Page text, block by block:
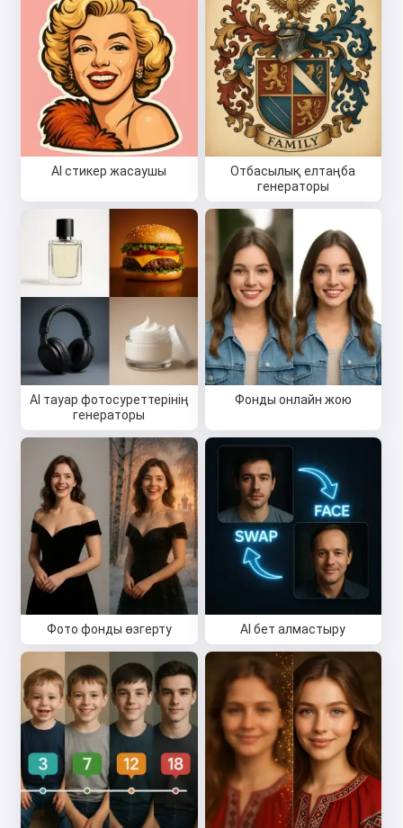
AI стикер жасаушы
Отбасылық елтаңба
генераторы
AI тауар фотосуреттерінің
генераторы
Фонды онлайн жою
Фото фонды өзгерту AI бет алмастыру
Сәлем 👋
Мен әндер жасай аламын,
өлеңдер мен құттықтаулар
жаза аламын 🥰
Тегін қолданып көріңіз
Мен қабылдаймын: Қызмет көрсету шарттары
Құпиялылық саясаты
Қайтару саясаты